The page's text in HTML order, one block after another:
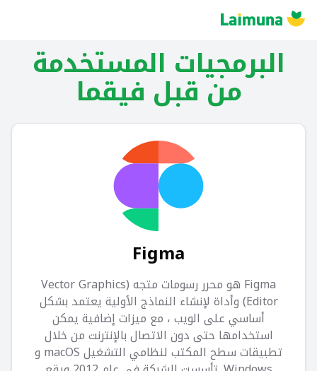
البرمجيات المستخدمة
من قبل فيقما
Figma
Figma هو محرر رسومات متجه (Vector Graphics
Editor) وأداة لإنشاء النماذج الأولية يعتمد بشكل
أساسي على الويب ، مع ميزات إضافية يمكن
استخدامها حتى دون الاتصال بالإنترنت من خلال
تطبيقات سطح المكتب لنظامي التشغيل macOS و